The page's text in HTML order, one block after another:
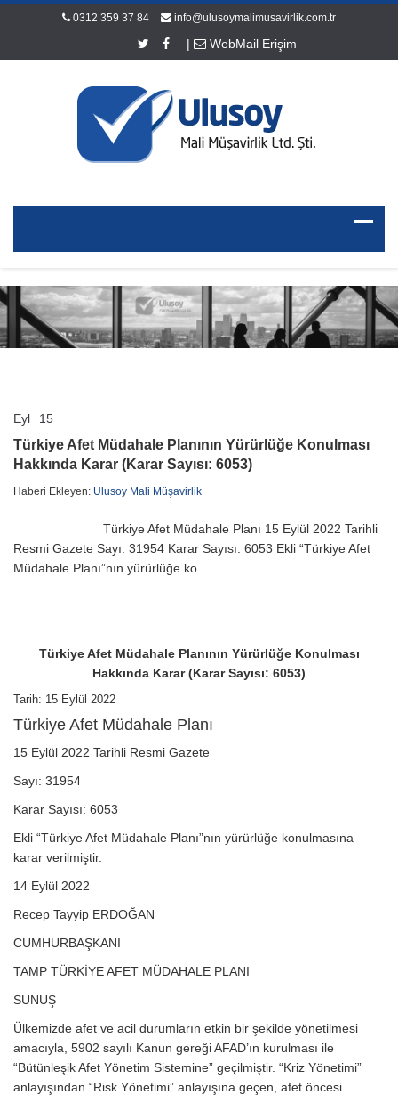
0312 359 37 84 info@ulusoymalimusavirlik.com.tr
| WebMail Erişim
Eyl 15
Müdahale
Planının
Konulması
Sayısı:
6053)
Türkiye Afet Müdahale Planının Yürürlüğe Konulması
Hakkında Karar (Karar Sayısı: 6053)
Haberi Ekleyen: Ulusoy Mali Müşavirlik
Türkiye Afet Müdahale Planı 15 Eylül 2022 Tarihli
Resmi Gazete Sayı: 31954 Karar Sayısı: 6053 Ekli “Türkiye Afet
Müdahale Planı”nın yürürlüğe ko..
Türkiye Afet Müdahale Planının Yürürlüğe Konulması
Hakkında Karar (Karar Sayısı: 6053)
Tarih: 15 Eylül 2022
Türkiye Afet Müdahale Planı
15 Eylül 2022 Tarihli Resmi Gazete
Sayı: 31954
Karar Sayısı: 6053
Ekli “Türkiye Afet Müdahale Planı”nın yürürlüğe konulmasına
karar verilmiştir.
14 Eylül 2022
Recep Tayyip ERDOĞAN
CUMHURBAŞKANI
TAMP TÜRKİYE AFET MÜDAHALE PLANI
SUNUŞ
Ülkemizde afet ve acil durumların etkin bir şekilde yönetilmesi
amacıyla, 5902 sayılı Kanun gereği AFAD’ın kurulması ile
“Bütünleşik Afet Yönetim Sistemine” geçilmiştir. “Kriz Yönetimi”
anlayışından “Risk Yönetimi” anlayışına geçen, afet öncesi